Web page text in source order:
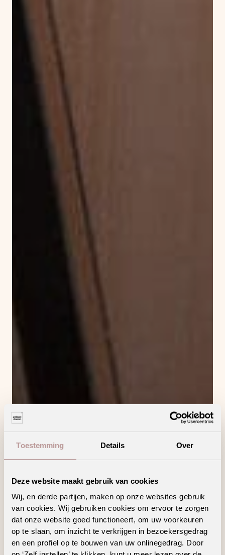
Toestemming Details Over
Deze website maakt gebruik van cookies
Wij, en derde partijen, maken op onze websites gebruik
van cookies. Wij gebruiken cookies om ervoor te zorgen
dat onze website goed functioneert, om uw voorkeuren
op te slaan, om inzicht te verkrijgen in bezoekersgedrag
en een profiel op te bouwen van uw onlinegedrag. Door